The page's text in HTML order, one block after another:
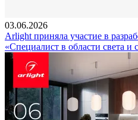
03.06.2026
Arlight приняла участие в
«Специалист в области света и